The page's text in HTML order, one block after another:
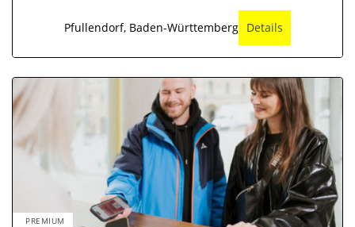
Pfullendorf, Baden-Württemberg Details
PREMIUM